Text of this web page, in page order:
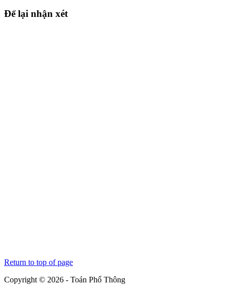
Để lại nhận xét
Return to top of page
Copyright © 2026 - Toán Phổ Thông